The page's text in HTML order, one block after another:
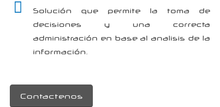
Solución que permite la toma de
decisiones y una correcta
administración en base al analisis de la
información.
Contactenos